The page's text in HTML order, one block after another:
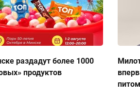
раздадут более 1000
продуктов